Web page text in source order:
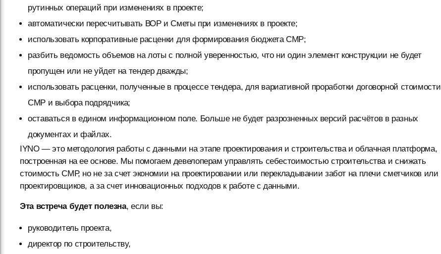
рутинных операций при изменениях в проекте;
автоматически пересчитывать ВОР и Сметы при изменениях в проекте;
использовать корпоративные расценки для формирования бюджета СМР;
разбить ведомость объемов на лоты с полной уверенностью, что ни один элемент конструкции не будет
пропущен или не уйдет на тендер дважды;
использовать расценки, полученные в процессе тендера, для вариативной проработки договорной стоимости
СМР и выбора подрядчика;
оставаться в едином информационном поле. Больше не будет разрозненных версий расчётов в разных
документах и файлах.
IYNO — это методология работы с данными на этапе проектирования и строительства и облачная платформа,
построенная на ее основе. Мы помогаем девелоперам управлять себестоимостью строительства и снижать
стоимость СМР, но не за счет экономии на проектировании или перекладывании забот на плечи сметчиков или
проектировщиков, а за счет инновационных подходов к работе с данными.
Эта встреча будет полезна, если вы:
руководитель проекта,
директор по строительству,